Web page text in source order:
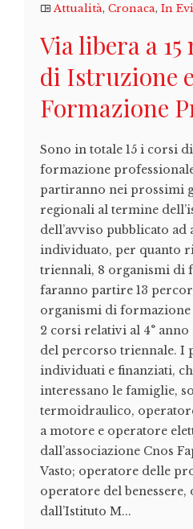
Attualità, Cronaca, In
Via libera a
di Istruzione e
Formazione
Sono in totale 15 i corsi
formazione
partiranno nei prossimi
regionali al termine
dell’avviso pubblicato ad
individuato, per quanto
triennali, 8 organismi di
faranno partire 13
organismi di
2 corsi relativi al 4°
del percorso triennale. I
individuati e finanziati,
interessano le famiglie,
termoidraulico,
a motore e operatore
dall’associazione Cnos
Vasto; operatore delle
operatore del benessere,
dall’Istituto M...